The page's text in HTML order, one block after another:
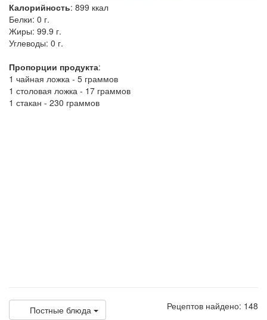
Калорийность: 899 ккал
Белки: 0 г.
Жиры: 99.9 г.
Углеводы: 0 г.
Пропорции продукта:
1 чайная ложка - 5 граммов
1 столовая ложка - 17 граммов
1 стакан - 230 граммов
Постные блюда Рецептов найдено: 148